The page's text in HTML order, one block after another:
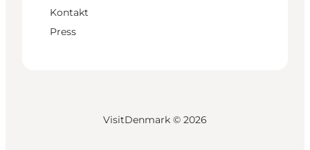
Kontakt
Press
VisitDenmark © 2026